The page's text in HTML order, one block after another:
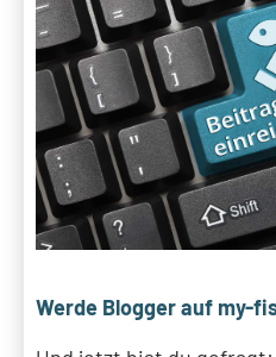
Werde Blogger auf my-